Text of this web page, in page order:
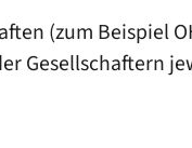
(zum Beispiel
Gesellschaftern